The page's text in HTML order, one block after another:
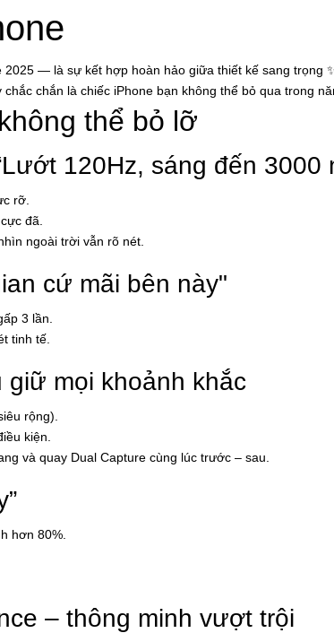
— là sự kết hợp hoàn hảo giữa thiết kế sang trọng
chắn là chiếc iPhone bạn không thể bỏ qua trong
thể bỏ lỡ
120Hz, sáng đến 3000
rỡ.
đã.
ngoài trời vẫn rõ nét.
cứ mãi bên này"
3 lần.
tinh tế.
giữ mọi khoảnh khắc
rộng).
kiện.
và quay Dual Capture cùng lúc trước – sau.
hơn 80%.
– thông minh vượt trội